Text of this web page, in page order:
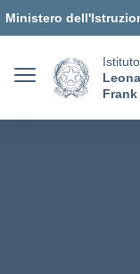
Ministero
Frank